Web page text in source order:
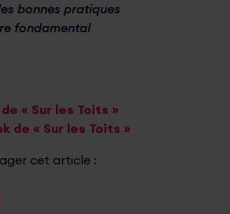
bonnes pratiques
fondamental
« Sur les Toits »
de « Sur les Toits »
cet article :